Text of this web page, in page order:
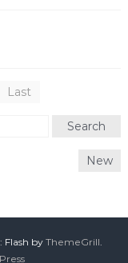
Last
Search
New
Flash by ThemeGrill.